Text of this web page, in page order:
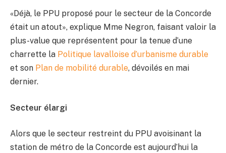
«Déjà, le PPU proposé pour le secteur de la Concorde
était un atout», explique Mme Negron, faisant valoir la
plus-value que représentent pour la tenue d’une
charrette la Politique lavalloise d’urbanisme durable
et son Plan de mobilité durable, dévoilés en mai
dernier.
Secteur élargi
Alors que le secteur restreint du PPU avoisinant la
station de métro de la Concorde est aujourd’hui la